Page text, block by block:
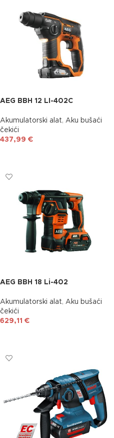
AEG BBH 12 LI-402C
Akumulatorski alat, Aku bušaći
čekići
437,99 €
AEG BBH 18 Li-402
Akumulatorski alat, Aku bušaći
čekići
629,11 €